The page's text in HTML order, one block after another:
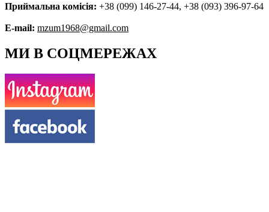
Приймальна комісія: +38 (099) 146-27-44, +38 (093) 396-97-64
E-mail: mzum1968@gmail.com
МИ В СОЦМЕРЕЖАХ